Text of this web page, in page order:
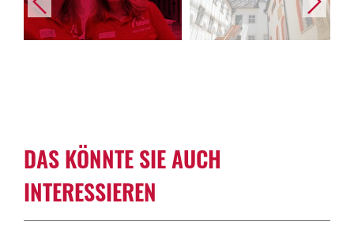
DAS KÖNNTE SIE AUCH
INTERESSIEREN